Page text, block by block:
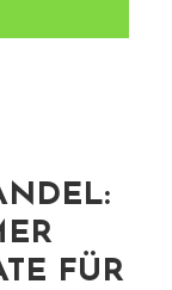
FÜR